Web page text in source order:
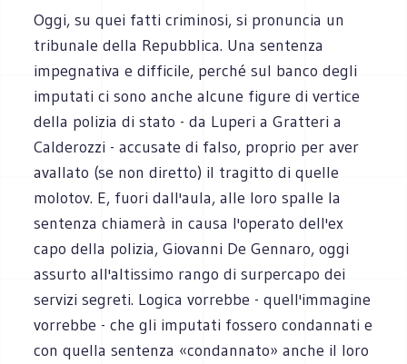
Oggi, su quei fatti criminosi, si pronuncia un
tribunale della Repubblica. Una sentenza
impegnativa e difficile, perché sul banco degli
imputati ci sono anche alcune figure di vertice
della polizia di stato - da Luperi a Gratteri a
Calderozzi - accusate di falso, proprio per aver
avallato (se non diretto) il tragitto di quelle
molotov. E, fuori dall'aula, alle loro spalle la
sentenza chiamerà in causa l'operato dell'ex
capo della polizia, Giovanni De Gennaro, oggi
assurto all'altissimo rango di surpercapo dei
servizi segreti. Logica vorrebbe - quell'immagine
vorrebbe - che gli imputati fossero condannati e
con quella sentenza «condannato» anche il loro